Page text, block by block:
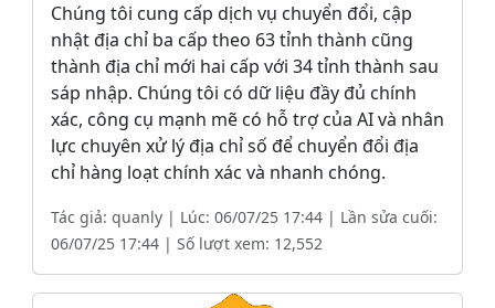
Chúng tôi cung cấp dịch vụ chuyển đổi, cập
nhật địa chỉ ba cấp theo 63 tỉnh thành cũng
thành địa chỉ mới hai cấp với 34 tỉnh thành sau
sáp nhập. Chúng tôi có dữ liệu đầy đủ chính
xác, công cụ mạnh mẽ có hỗ trợ của AI và nhân
lực chuyên xử lý địa chỉ số để chuyển đổi địa
chỉ hàng loạt chính xác và nhanh chóng.
Tác giả: quanly | Lúc: 06/07/25 17:44 | Lần sửa cuối:
06/07/25 17:44 | Số lượt xem: 12,552